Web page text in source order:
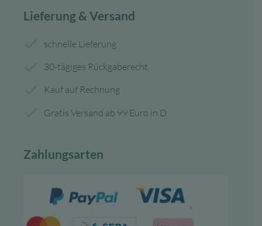
Lieferung & Versand
schnelle Lieferung
30-tägiges Rückgaberecht
Kauf auf Rechnung
Gratis Versand ab 99 Euro in D
Zahlungsarten